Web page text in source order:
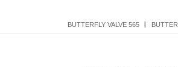
BUTTERFLY VALVE 565